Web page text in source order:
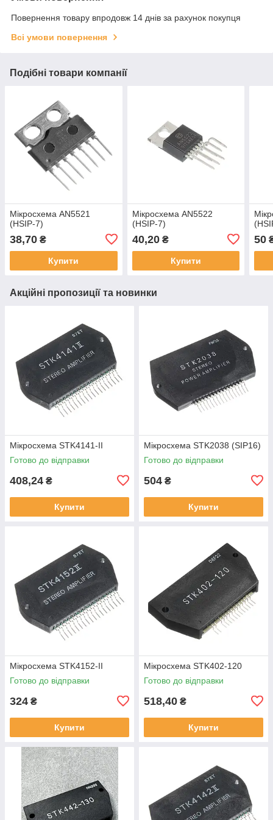
Повернення товару впродовж 14 днів за рахунок покупця
Всі умови повернення
Подібні товари компанії
Мікросхема AN5521
(HSIP-7)
38,70 ₴
Купити
Мікросхема AN5522
(HSIP-7)
40,20₴
Купити
50
Акційні пропозиції та новинки
Мікросхема STK4141-II
Готово до відправки
408,24 ₴
Купити
Мікросхема STK2038 (SIP16)
Готово до відправки
504 ₴
Купити
Мікросхема STK4152-II
Готово до відправки
324 ₴
Купити
Мікросхема STK402-120
Готово до відправки
518,40 ₴
Купити